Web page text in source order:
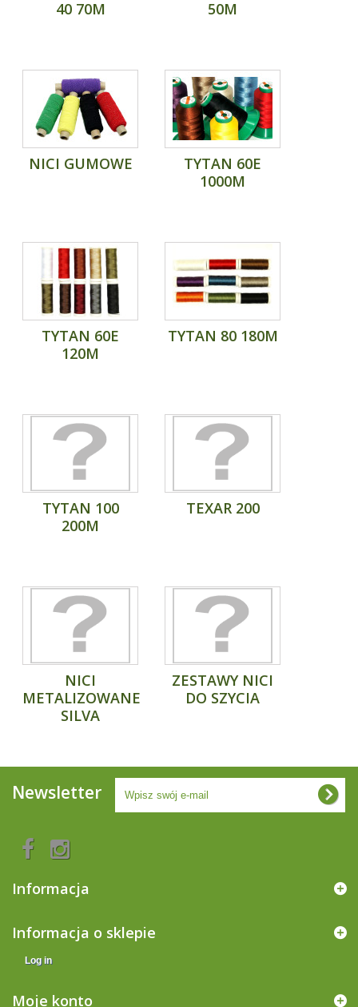
40 70M
50M
NICI GUMOWE
TYTAN 60E
1000M
TYTAN 60E
120M
TYTAN 80 180M
TYTAN 100
200M
TEXAR 200
NICI
METALIZOWANE
SILVA
ZESTAWY NICI
DO SZYCIA
Newsletter
Informacja
Informacja o sklepie
Log in
Moje konto